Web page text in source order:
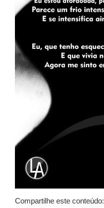
Compartilhe este conteúdo: